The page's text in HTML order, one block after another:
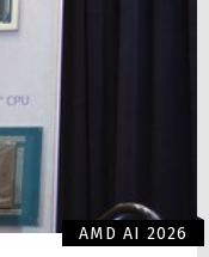
AMD AI 2026